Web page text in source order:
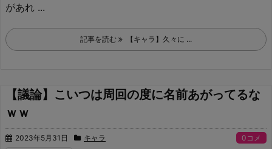
があれ ...
記事を読む 【キャラ】久々に ...
【議論】こいつは周回の度に名前あがってるな
ｗｗ
2023年5月31日 キャラ 0コメ